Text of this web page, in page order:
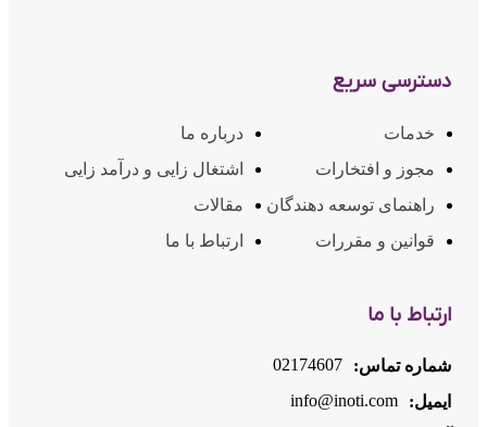
دسترسی سریع
خدمات
درباره ما
مجوز و افتخارات
اشتغال زایی و درآمد زایی
راهنمای توسعه دهندگان
مقالات
قوانین و مقررات
ارتباط با ما
ارتباط با ما
شماره تماس:
02174607
ایمیل:
info@inoti.com